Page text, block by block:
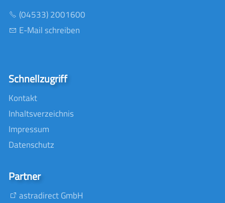
(04533) 2001600
E-Mail schreiben
Schnellzugriff
Kontakt
Inhaltsverzeichnis
Impressum
Datenschutz
Partner
astradirect GmbH